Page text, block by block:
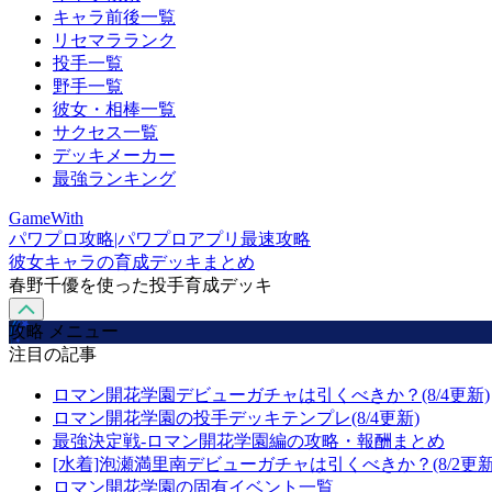
キャラ前後一覧
リセマラランク
投手一覧
野手一覧
彼女・相棒一覧
サクセス一覧
デッキメーカー
最強ランキング
GameWith
パワプロ攻略|パワプロアプリ最速攻略
彼女キャラの育成デッキまとめ
春野千優を使った投手育成デッキ
攻略 メニュー
注目の記事
ロマン開花学園デビューガチャは引くべきか？(8/4更新)
ロマン開花学園の投手デッキテンプレ(8/4更新)
最強決定戦-ロマン開花学園編の攻略・報酬まとめ
[水着]泡瀬満里南デビューガチャは引くべきか？(8/2更
ロマン開花学園の固有イベント一覧